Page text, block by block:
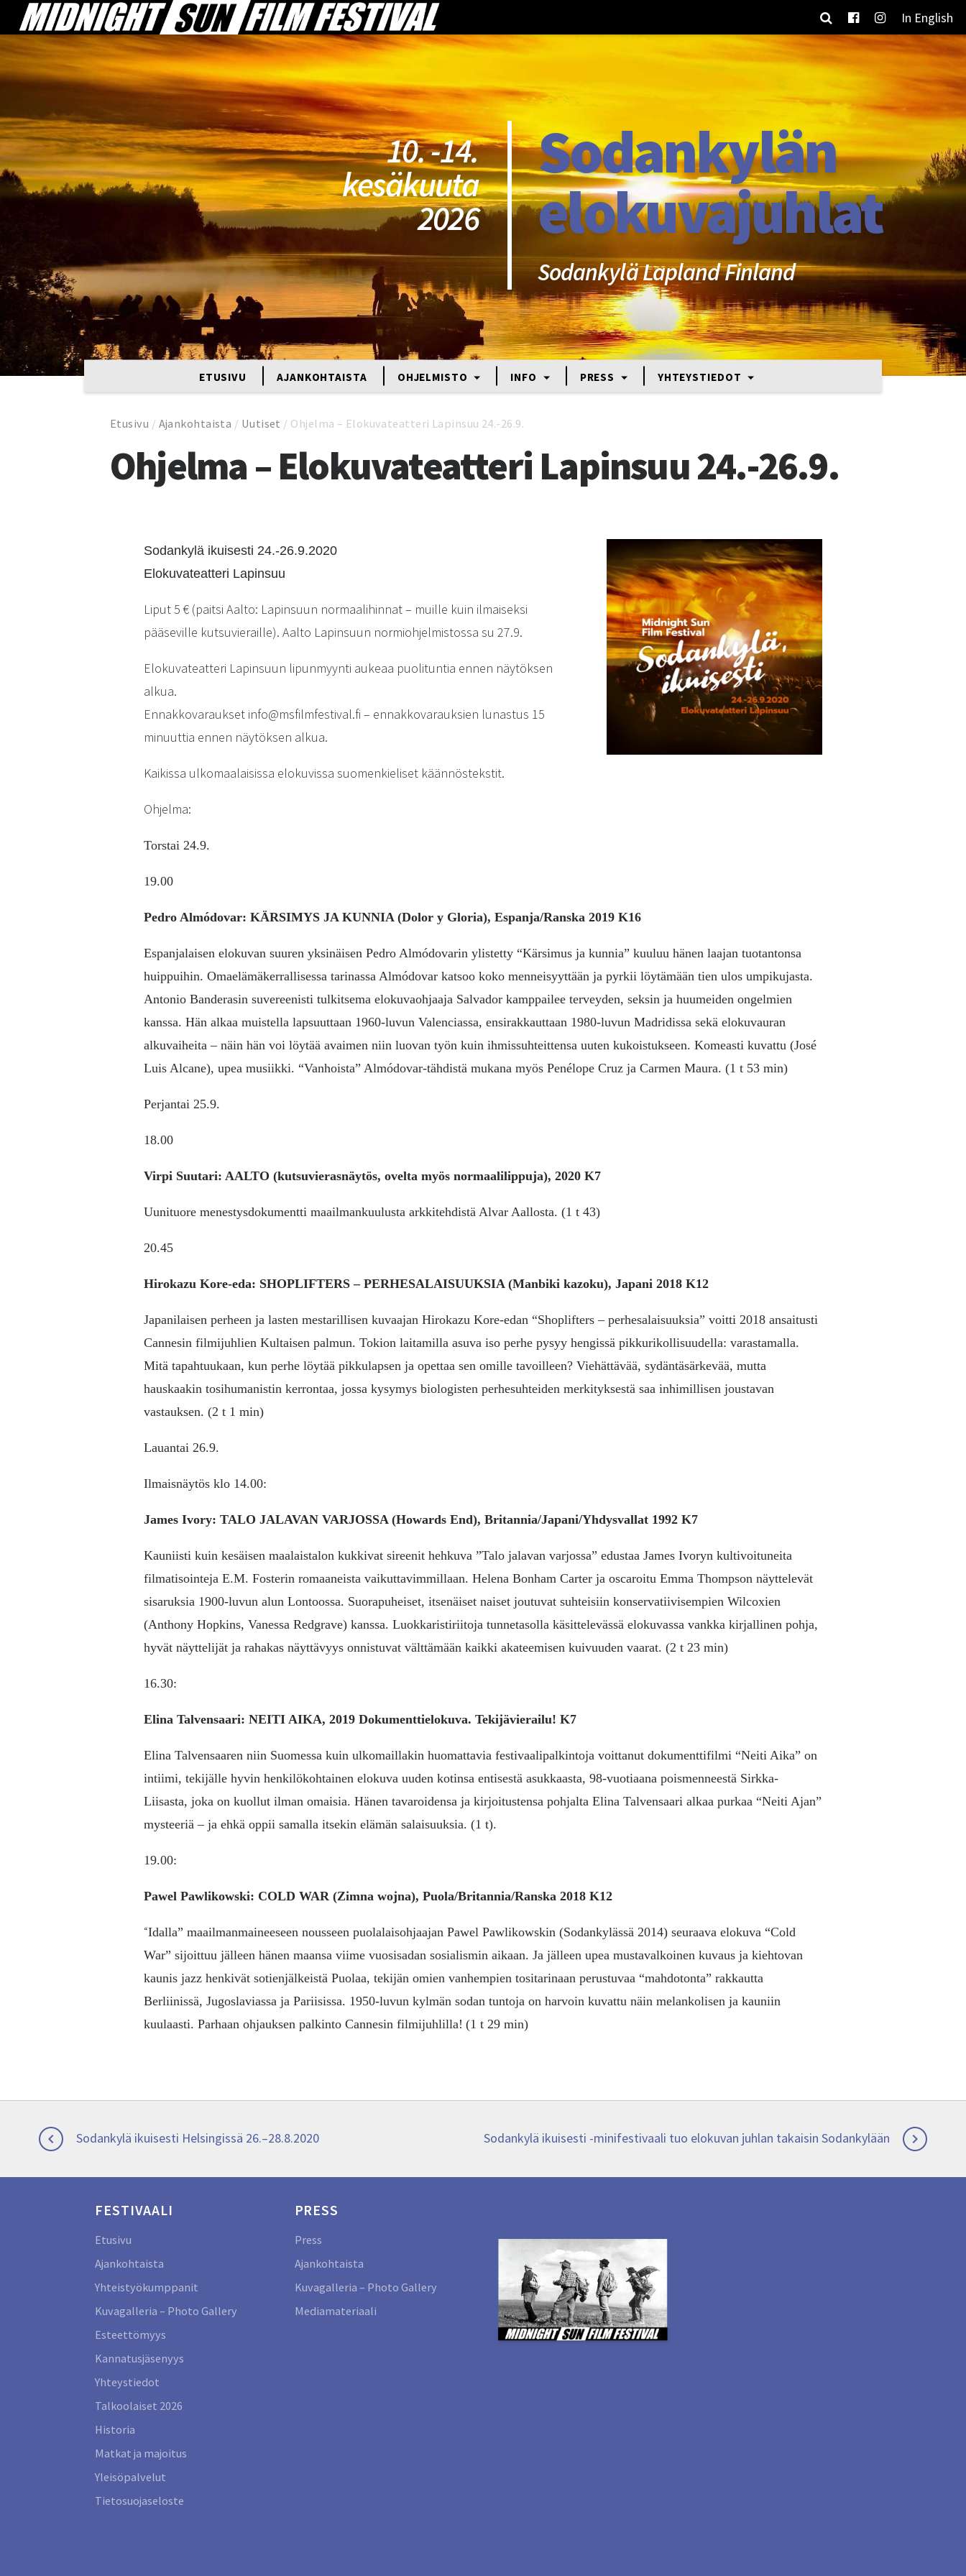
In English
10. -14.
kesäkuuta
2026
Sodankylän
elokuvajuhlat
Sodankylä Lapland Finland
ETUSIVU AJANKOHTAISTA OHJELMISTO INFO PRESS YHTEYSTIEDOT
Etusivu / Ajankohtaista / Uutiset / Ohjelma – Elokuvateatteri Lapinsuu 24.-26.9.
Ohjelma – Elokuvateatteri Lapinsuu 24.-26.9.
Sodankylä ikuisesti 24.-26.9.2020
Elokuvateatteri Lapinsuu
Liput 5 € (paitsi Aalto: Lapinsuun normaalihinnat – muille kuin ilmaiseksi
pääseville kutsuvieraille). Aalto Lapinsuun normiohjelmistossa su 27.9.
Elokuvateatteri Lapinsuun lipunmyynti aukeaa puolituntia ennen näytöksen
alkua.
Ennakkovaraukset info@msfilmfestival.fi – ennakkovarauksien lunastus 15
minuuttia ennen näytöksen alkua.
Kaikissa ulkomaalaisissa elokuvissa suomenkieliset käännöstekstit.
Ohjelma:
Torstai 24.9.
19.00
Pedro Almódovar: KÄRSIMYS JA KUNNIA(Dolor y Gloria), Espanja/Ranska 2019 K16
Espanjalaisen elokuvan suuren yksinäisen Pedro Almódovarin ylistetty “Kärsimus ja kunnia” kuuluu hänen laajan tuotantonsa
huippuihin. Omaelämäkerrallisessa tarinassa Almódovar katsoo koko menneisyyttään ja pyrkii löytämään tien ulos umpikujasta.
Antonio Banderasin suvereenisti tulkitsema elokuvaohjaaja Salvador kamppailee terveyden, seksin ja huumeiden ongelmien
kanssa. Hän alkaa muistella lapsuuttaan 1960-luvun Valenciassa, ensirakkauttaan 1980-luvun Madridissa sekä elokuvauran
alkuvaiheita – näin hän voi löytää avaimen niin luovan työn kuin ihmissuhteittensa uuten kukoistukseen. Komeasti kuvattu (José
Luis Alcane), upea musiikki. “Vanhoista” Almódovar-tähdistä mukana myös Penélope Cruz ja Carmen Maura. (1 t 53 min)
Perjantai 25.9.
18.00
Virpi Suutari: AALTO (kutsuvierasnäytös, ovelta myös normaalilippuja),2020 K7
Uunituore menestysdokumentti maailmankuulusta arkkitehdistä Alvar Aallosta. (1 t 43)
20.45
Hirokazu Kore-eda: SHOPLIFTERS – PERHESALAISUUKSIA(Manbiki kazoku), Japani 2018 K12
Japanilaisen perheen ja lasten mestarillisen kuvaajanHirokazu Kore-edan “Shoplifters – perhesalaisuuksia” voitti 2018 ansaitusti
Cannesin filmijuhlien Kultaisen palmun. Tokion laitamilla asuva iso perhe pysyy hengissä pikkurikollisuudella: varastamalla.
Mitä tapahtuukaan, kun perhe löytää pikkulapsen ja opettaa sen omille tavoilleen? Viehättävää, sydäntäsärkevää, mutta
hauskaakin tosihumanistin kerrontaa, jossa kysymys biologisten perhesuhteiden merkityksestä saa inhimillisen joustavan
vastauksen.(2 t 1 min)
Lauantai 26.9.
Ilmaisnäytös klo 14.00:
James Ivory: TALO JALAVAN VARJOSSA(Howards End), Britannia/Japani/Yhdysvallat 1992 K7
Kauniisti kuin kesäisen maalaistalon kukkivat sireenit hehkuva ”Talo jalavan varjossa” edustaa James Ivoryn kultivoituneita
filmatisointeja E.M. Fosterin romaaneista vaikuttavimmillaan. Helena Bonham Carter ja oscaroitu Emma Thompson näyttelevät
sisaruksia 1900-luvun alun Lontoossa. Suorapuheiset, itsenäiset naiset joutuvat suhteisiin konservatiivisempien Wilcoxien
(Anthony Hopkins, Vanessa Redgrave) kanssa. Luokkaristiriitoja tunnetasolla käsittelevässä elokuvassa vankka kirjallinen pohja,
hyvät näyttelijät ja rahakas näyttävyys onnistuvat välttämään kaikki akateemisen kuivuuden vaarat.(2 t 23 min)
16.30:
Elina Talvensaari: NEITI AIKA, 2019 Dokumenttielokuva.Tekijävierailu! K7
Elina Talvensaaren niin Suomessa kuin ulkomaillakin huomattavia festivaalipalkintoja voittanut dokumenttifilmi “Neiti Aika” on
intiimi, tekijälle hyvin henkilökohtainen elokuva uuden kotinsa entisestä asukkaasta, 98-vuotiaana poismenneestä Sirkka-
Liisasta, joka on kuollut ilman omaisia. Hänen tavaroidensa ja kirjoitustensa pohjalta Elina Talvensaari alkaa purkaa “Neiti Ajan”
mysteeriä – ja ehkä oppii samalla itsekin elämän salaisuuksia. (1 t).
19.00:
Pawel Pawlikowski: COLD WAR (Zimna wojna), Puola/Britannia/Ranska 2018 K12
“Idalla” maailmanmaineeseen nousseen puolalaisohjaajan Pawel Pawlikowskin (Sodankylässä 2014) seuraava elokuva “Cold
War” sijoittuu jälleen hänen maansa viime vuosisadan sosialismin aikaan. Ja jälleen upea mustavalkoinen kuvaus ja kiehtovan
kaunis jazz henkivät sotienjälkeistä Puolaa, tekijän omien vanhempien tositarinaan perustuvaa “mahdotonta” rakkautta
Berliinissä, Jugoslaviassa ja Pariisissa. 1950-luvun kylmän sodan tuntoja on harvoin kuvattu näin melankolisen ja kauniin
kuulaasti. Parhaan ohjauksen palkinto Cannesin filmijuhlilla! (1 t 29 min)
Artikkelien
selaus

Previous
Sodankylä ikuisesti Helsingissä 26.–28.8.2020 
Next
Sodankylä ikuisesti -minifestivaali tuo elokuvan juhlan takaisin Sodankylään
FESTIVAALI
Etusivu
Ajankohtaista
Yhteistyökumppanit
Kuvagalleria – Photo Gallery
Esteettömyys
Kannatusjäsenyys
Yhteystiedot
Talkoolaiset 2026
Historia
Matkat ja majoitus
Yleisöpalvelut
Tietosuojaseloste
PRESS
Press
Ajankohtaista
Kuvagalleria – Photo Gallery
Mediamateriaali